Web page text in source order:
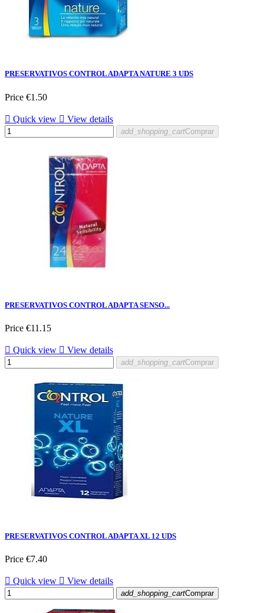
PRESERVATIVOS CONTROL ADAPTA NATURE 3 UDS
Price €1.50
 Quick view  View details
add_shopping_cartComprar
PRESERVATIVOS CONTROL ADAPTA SENSO...
Price €11.15
 Quick view  View details
add_shopping_cartComprar
PRESERVATIVOS CONTROL ADAPTA XL 12 UDS
Price €7.40
 Quick view  View details
add_shopping_cartComprar